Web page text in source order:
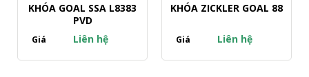
KHÓA GOAL SSA L8383
PVD
Giá Liên hệ
KHÓA ZICKLER GOAL 88
Giá Liên hệ